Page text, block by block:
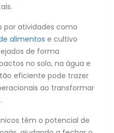
por atividades como
alimentos e cultivo
de forma
no solo, na água e
eficiente pode trazer
ao transformar
têm o potencial de